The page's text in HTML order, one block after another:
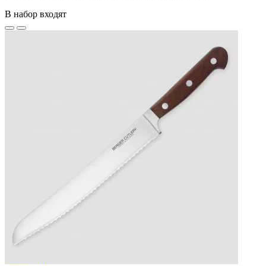
В набор входят